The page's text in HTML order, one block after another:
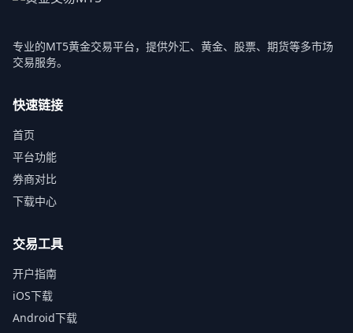
专业的MT5黄金交易平台，提供外汇、黄金、股票、期货等多市场
交易服务。
快速链接
首页
平台功能
券商对比
下载中心
交易工具
开户指南
iOS下载
Android下载